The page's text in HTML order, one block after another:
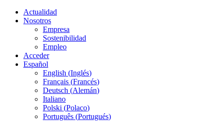
Actualidad
Nosotros
Empresa
Sostenibilidad
Empleo
Acceder
Español
English (Inglés)
Français (Francés)
Deutsch (Alemán)
Italiano
Polski (Polaco)
Português (Portugués)